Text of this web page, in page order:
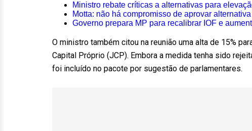
Ministro rebate críticas a alternativas para
Motta: não há compromisso de aprovar
Governo prepara MP para recalibrar IOF e
O ministro também citou na reunião uma alta de 15%
Capital Próprio (JCP). Embora a medida tenha sido
foi incluído no pacote por sugestão de parlamentares.